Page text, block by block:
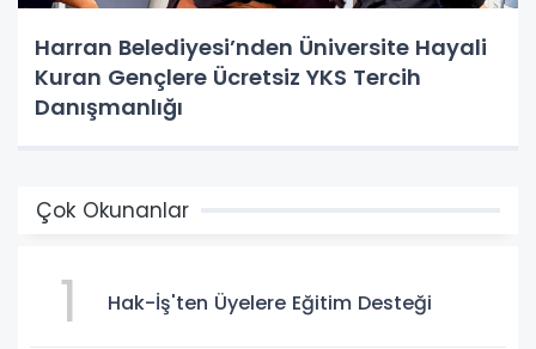
Harran Belediyesi’nden Üniversite Hayali
Kuran Gençlere Ücretsiz YKS Tercih
Danışmanlığı
Çok Okunanlar
1 Hak-İş'ten Üyelere Eğitim Desteği